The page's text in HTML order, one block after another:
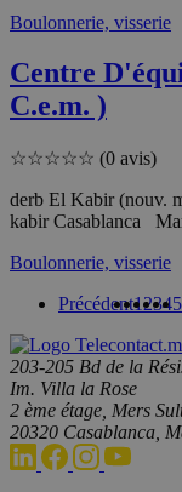
Boulonnerie, visserie
Centre
C.e.m. )
☆☆☆☆☆ (0 avis)
derb El Kabir (nouv.
kabir Casablanca
Boulonnerie, visserie
Précédent12345
203-205 Bd de la
Im. Villa la Rose
2 ème étage, Mers
20320 Casablanca,